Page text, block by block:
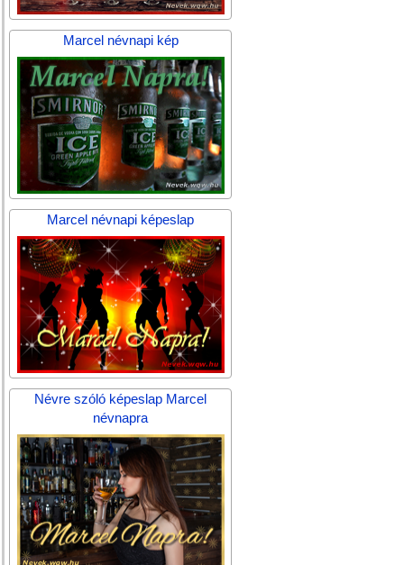
Marcel névnapi kép
Marcel névnapi képeslap
Névre szóló képeslap Marcel
névnapra